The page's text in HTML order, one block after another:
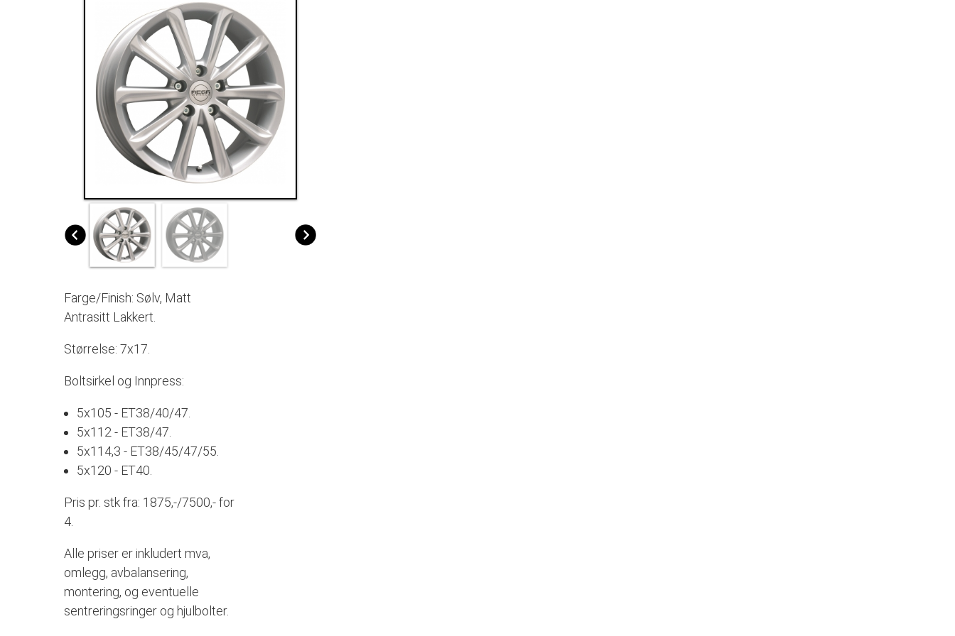
Farge/Finish: Sølv, Matt
Antrasitt Lakkert.
Størrelse: 7x17.
Boltsirkel og Innpress:
5x105 - ET38/40/47.
5x112 - ET38/47.
5x114,3 - ET38/45/47/55.
5x120 - ET40.
Pris pr. stk fra: 1875,-/7500,- for
4.
Alle priser er inkludert mva,
omlegg, avbalansering,
montering, og eventuelle
sentreringsringer og hjulbolter.